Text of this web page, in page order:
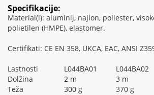
Specifikacije:
Material(i): aluminij, najlon, poliester,
polietilen (HMPE), elastomer.
Certifikati: CE EN 358, UKCA, EAC, ANSI
Lastnosti L044BA01 L044BA02
Dolžina
2 m 3 m
Teža
300 g 370 g